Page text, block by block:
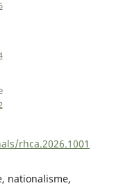
rhca.2026.1001
nationalisme,